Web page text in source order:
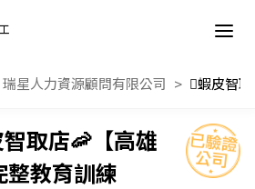
瑞星人力資源顧問有限公司
取店🦐【高雄
整教育訓練